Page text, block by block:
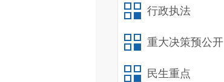
行政执法
重大决策预公开
民生重点